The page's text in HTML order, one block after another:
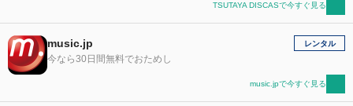
TSUTAYA DISCASで今すぐ見る
music.jp
今なら30日間無料でおためし
レンタル
music.jpで今すぐ見る